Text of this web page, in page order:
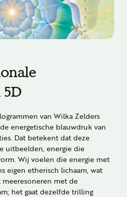
van Wilka Zelders
energetische blauwdruk van
Dat betekent dat deze
uitbeelden, energie die
Wij voelen die energie met
eigen etherisch lichaam, wat
meeresoneren met de
het gaat dezelfde trilling